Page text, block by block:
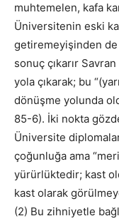
muhtemelen, kafa
Üniversitenin eski
getiremeyişinden
sonuç çıkarır
yola çıkarak; bu
dönüşme yolunda
85-6). İki nokta
Üniversite
çoğunluğa ama
yürürlüktedir; kast
kast olarak
(2) Bu zihniyetle